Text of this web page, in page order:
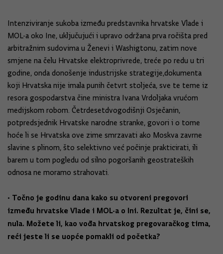
Intenziviranje sukoba između predstavnika hrvatske Vlade i
MOL-a oko Ine, uključujući i upravo održana prva ročišta pred
arbitražnim sudovima u Ženevi i Washigtonu, zatim nove
smjene na čelu Hrvatske elektroprivrede, treće po redu u tri
godine, onda donošenje industrijske strategije,dokumenta
koji Hrvatska nije imala punih četvrt stoljeća, sve te teme iz
resora gospodarstva čine ministra Ivana Vrdoljaka vrućom
medijskom robom. Četrdesetdvogodišnji Osječanin,
potpredsjednik Hrvatske narodne stranke, govori i o tome
hoće li se Hrvatska ove zime smrzavati ako Moskva zavrne
slavine s plinom, što selektivno već počinje prakticirati, ili
barem u tom pogledu od silno pogoršanih geostrateških
odnosa ne moramo strahovati.
• Točno je godinu dana kako su otvoreni pregovori
između hrvatske Vlade i MOL-a o Ini. Rezultat je, čini se,
nula. Možete li, kao vođa hrvatskog pregovaračkog tima,
reći jeste li se uopće pomakli od početka?